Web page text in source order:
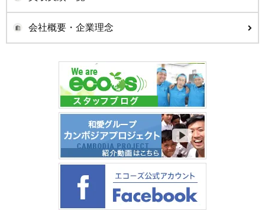
会社概要・企業理念